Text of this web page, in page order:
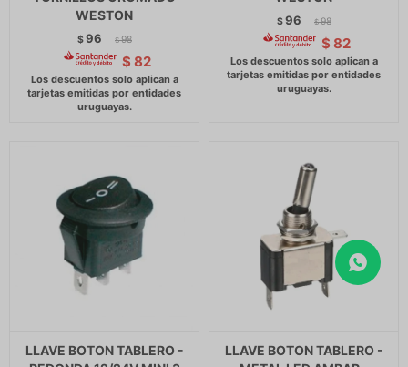
WESTON
$96 $ 98
$ 82
$96 $ 98
$ 82
LLAVE BOTON TABLERO -
LLAVE BOTON TABLERO -